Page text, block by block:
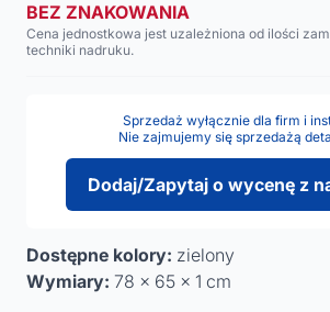
BEZ ZNAKOWANIA
Cena jednostkowa jest uzależniona od ilości
techniki nadruku.
Sprzedaż wyłącznie dla firm i
Nie zajmujemy się sprzedażą
Dodaj/Zapytaj o wycenę z
Dostępne kolory: zielony
Wymiary: 78 x 65 x 1 cm